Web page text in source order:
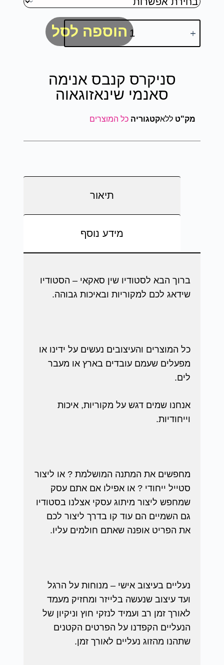
הוספה לסל
סניקרס קנבס אנימה
סאנמי שינאזוגאוה
מק"ט ללאקטגוריה כל המוצרים
תיאור
מידע נוסף
ברוך הבא לסטודיו שין סאקאי – הסטודיו
שידאג לכם למקוריות ובאיכות גבוהה.
כל המוצרים והעיצובים נעשים על ידינו או
מפעלים שעמם עובדים בארץ או מעבר
לים.
אנחנו שמים דגש על מקוריות, איכות
וייחודיות.
מחפשים את המתנה המושלמת ? או ליצור
סטייל ייחודי ? או אפילו אם אתם עסק
שמחפש ליצור מיתוג עסקי אצלנו בסטודיו
גם השמיים הם עוד קו בדרך ליצור לכם
את הפריט אופנה שאתם חולמים עליו.
נעליים בעיצוב אישי – מנוחות על הרגל
ועד עיצוב שנעשה בלייזר ומחזיק מעמד
לאורך זמן רב ועמיד לנזקי חוץ וניקיון של
הנעליים הקפדנו על הפרטים הקטנים
שתהנו מהזוג נעליים לאורך זמן.